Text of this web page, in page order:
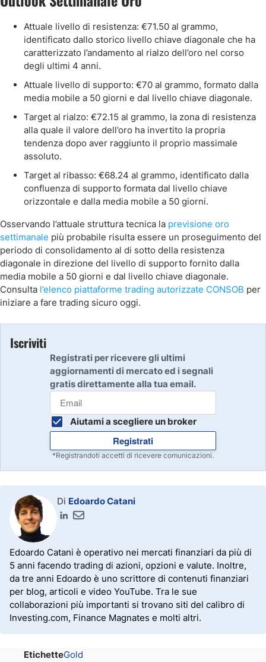
Attuale livello di resistenza: €71.50 al grammo,
identificato dallo storico livello chiave diagonale che ha
caratterizzato l’andamento al rialzo dell’oro nel corso
degli ultimi 4 anni.
Attuale livello di supporto: €70 al grammo, formato dalla
media mobile a 50 giorni e dal livello chiave diagonale.
Target al rialzo: €72.15 al grammo, la zona di resistenza
alla quale il valore dell’oro ha invertito la propria
tendenza dopo aver raggiunto il proprio massimale
assoluto.
Target al ribasso: €68.24 al grammo, identificato dalla
confluenza di supporto formata dal livello chiave
orizzontale e dalla media mobile a 50 giorni.
Osservando l’attuale struttura tecnica la previsione oro
settimanale più probabile risulta essere un proseguimento del
periodo di consolidamento al di sotto della resistenza
diagonale in direzione del livello di supporto fornito dalla
media mobile a 50 giorni e dal livello chiave diagonale.
Consulta l’elenco piattaforme trading autorizzate CONSOB per
iniziare a fare trading sicuro oggi.
Iscriviti
Registrati per ricevere gli ultimi
aggiornamenti di mercato ed i segnali
gratis direttamente alla tua email.
Aiutami a scegliere un broker
Registrati
*Registrandoti accetti di ricevere comunicazioni.
Di Edoardo Catani
Edoardo Catani è operativo nei mercati finanziari da più di
5 anni facendo trading di azioni, opzioni e valute. Inoltre,
da tre anni Edoardo è uno scrittore di contenuti finanziari
per blog, articoli e video YouTube. Tra le sue
collaborazioni più importanti si trovano siti del calibro di
Investing.com, Finance Magnates e molti altri.
EtichetteGold